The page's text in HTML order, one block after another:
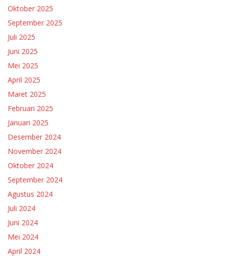
Oktober 2025
September 2025
Juli 2025
Juni 2025
Mei 2025
April 2025
Maret 2025
Februari 2025
Januari 2025
Desember 2024
November 2024
Oktober 2024
September 2024
Agustus 2024
Juli 2024
Juni 2024
Mei 2024
April 2024